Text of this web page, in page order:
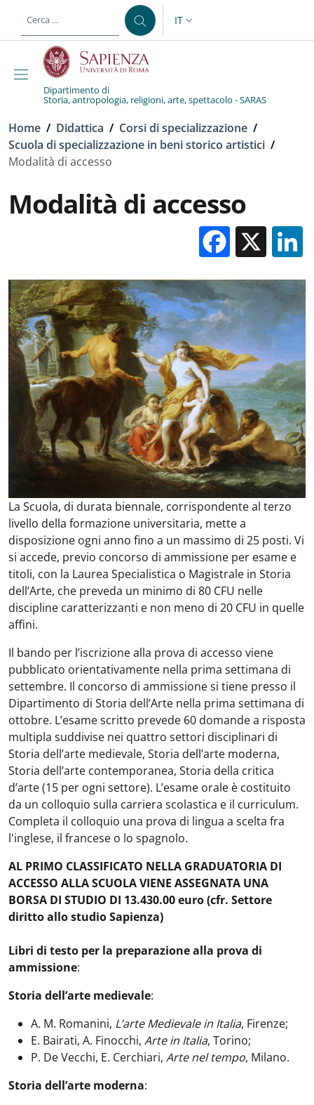
al contenuto principale
SELETTORE LINGUA:
IT
Dipartimento di
Storia, antropologia, religioni, arte, spettacolo - SARAS
Briciole di pane
Home / Didattica / Corsi di specializzazione /
Scuola di specializzazione in beni storico artistici /
Modalità di accesso
Modalità di accesso
X
La Scuola, di durata biennale, corrispondente al terzo
livello della formazione universitaria, mette a
disposizione ogni anno fino a un massimo di 25 posti. Vi
si accede, previo concorso di ammissione per esame e
titoli, con la Laurea Specialistica o Magistrale in Storia
dell’Arte, che preveda un minimo di 80 CFU nelle
discipline caratterizzanti e non meno di 20 CFU in quelle
affini.
Il bando per l’iscrizione alla prova di accesso viene
pubblicato orientativamente nella prima settimana di
settembre. Il concorso di ammissione si tiene presso il
Dipartimento di Storia dell’Arte nella prima settimana di
ottobre. L’esame scritto prevede 60 domande a risposta
multipla suddivise nei quattro settori disciplinari di
Storia dell’arte medievale, Storia dell’arte moderna,
Storia dell’arte contemporanea, Storia della critica
d’arte (15 per ogni settore). L’esame orale è costituito
da un colloquio sulla carriera scolastica e il curriculum.
Completa il colloquio una prova di lingua a scelta fra
l'inglese, il francese o lo spagnolo.
AL PRIMO CLASSIFICATO NELLA GRADUATORIA DI
ACCESSO ALLA SCUOLA VIENE ASSEGNATA UNA
BORSA DI STUDIO DI 13.430.00 euro (cfr. Settore
diritto allo studio Sapienza)
Libri di testo per la preparazione alla prova di
ammissione:
Storia dell’arte medievale:
A. M. Romanini, L’arte Medievale in Italia, Firenze;
E. Bairati, A. Finocchi, Arte in Italia, Torino;
P. De Vecchi, E. Cerchiari, Arte nel tempo, Milano.
Storia dell’arte moderna: